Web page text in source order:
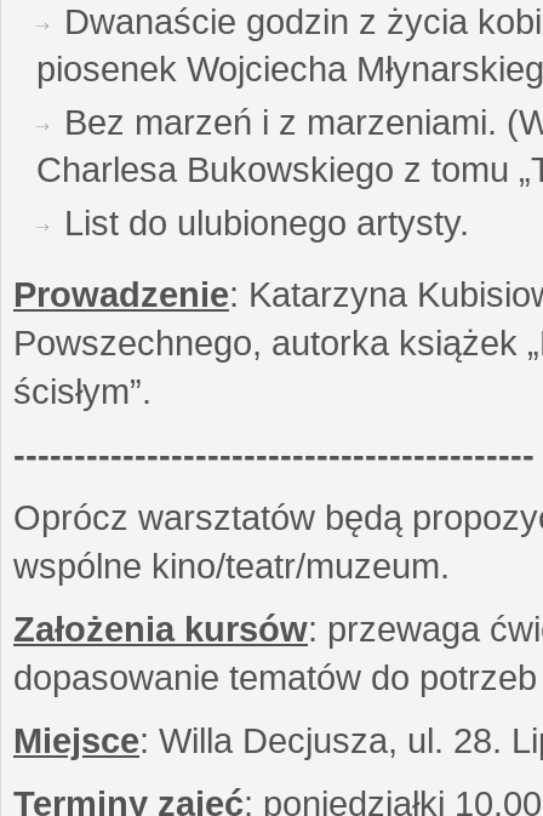
Dwanaście godzin z życia
piosenek Wojciecha
Bez marzeń i z marzeniami.
Charlesa Bukowskiego z tomu
List do ulubionego artysty.
Prowadzenie: Katarzyna
Powszechnego, autorka książek
ścisłym”.
-------------------------------------------
Oprócz warsztatów będą
wspólne kino/teatr/muzeum.
Założenia kursów: przewaga
dopasowanie tematów do
Miejsce: Willa Decjusza, ul. 28.
Terminy zajęć: poniedziałki